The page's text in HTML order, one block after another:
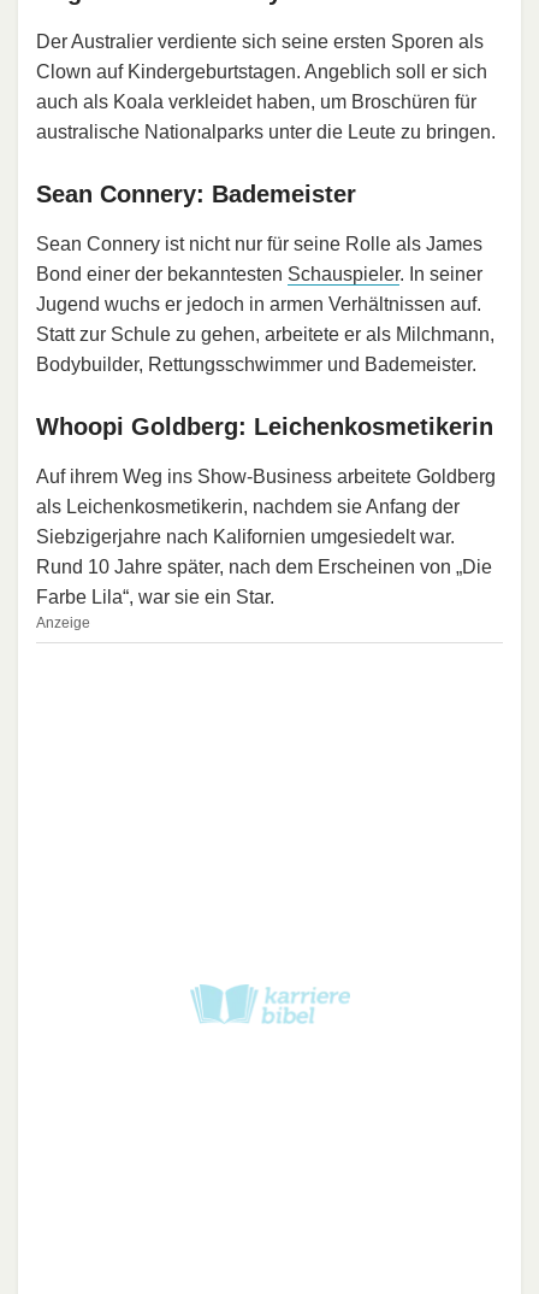
Der Australier verdiente sich seine ersten Sporen als
Clown auf Kindergeburtstagen. Angeblich soll er sich
auch als Koala verkleidet haben, um Broschüren für
australische Nationalparks unter die Leute zu bringen.
Sean Connery: Bademeister
Sean Connery ist nicht nur für seine Rolle als James
Bond einer der bekanntesten Schauspieler. In seiner
Jugend wuchs er jedoch in armen Verhältnissen auf.
Statt zur Schule zu gehen, arbeitete er als Milchmann,
Bodybuilder, Rettungsschwimmer und Bademeister.
Whoopi Goldberg: Leichenkosmetikerin
Auf ihrem Weg ins Show-Business arbeitete Goldberg
als Leichenkosmetikerin, nachdem sie Anfang der
Siebzigerjahre nach Kalifornien umgesiedelt war.
Rund 10 Jahre später, nach dem Erscheinen von „Die
Farbe Lila“, war sie ein Star.
Anzeige